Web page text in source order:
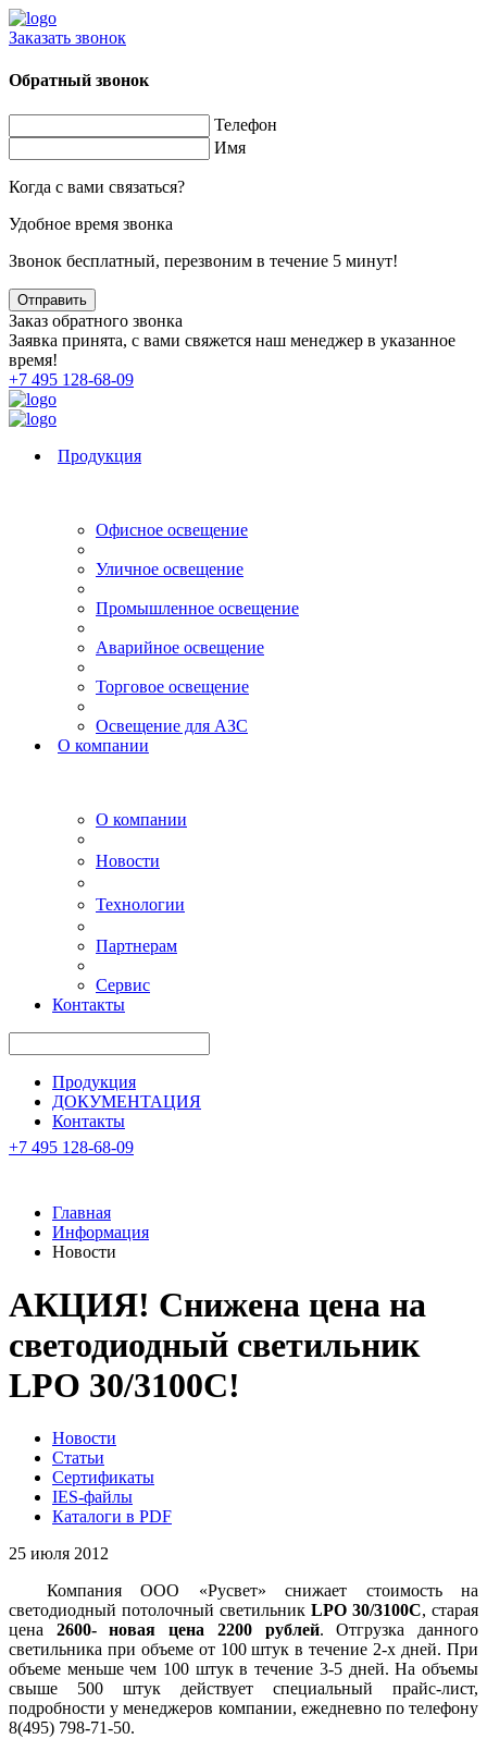
Заказать звонок
Обратный звонок
Телефон
Имя
Когда с вами связаться?
Удобное время звонка
Звонок бесплатный, перезвоним в течение 5 минут!
Заказ обратного звонка
Заявка принята, с вами свяжется наш менеджер в указанное
время!
+7 495 128-68-09
Продукция
Офисное освещение
Уличное освещение
Промышленное освещение
Аварийное освещение
Торговое освещение
Освещение для АЗС
О компании
О компании
Новости
Технологии
Партнерам
Сервис
Контакты
Продукция
ДОКУМЕНТАЦИЯ
Контакты
+7 495 128-68-09
Главная
Информация
Новости
АКЦИЯ! Снижена цена на
светодиодный светильник
LPO 30/3100C!
Новости
Статьи
Сертификаты
IES-файлы
Каталоги в PDF
25 июля 2012
Компания ООО «Русвет» снижает стоимость на
светодиодный потолочный светильник LPO 30/3100C, старая
цена 2600- новая цена 2200 рублей. Отгрузка данного
светильника при объеме от 100 штук в течение 2-х дней. При
объеме меньше чем 100 штук в течение 3-5 дней. На объемы
свыше 500 штук действует специальный прайс-лист,
подробности у менеджеров компании, ежедневно по телефону
8(495) 798-71-50.